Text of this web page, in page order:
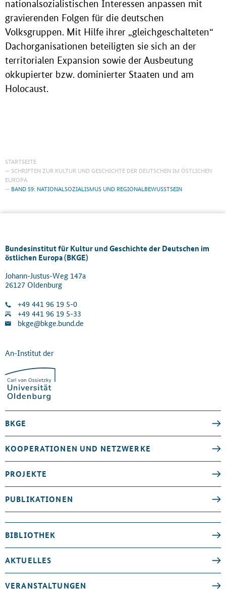
nationalsozialistischen Interessen anpassen mit
gravierenden Folgen für die deutschen
Volksgruppen. Mit Hilfe ihrer „gleichgeschalteten“
Dachorganisationen beteiligten sie sich an der
territorialen Expansion sowie der Ausbeutung
okkupierter bzw. dominierter Staaten und am
Holocaust.
STARTSEITE
SCHRIFTEN ZUR KULTUR UND GESCHICHTE DER DEUTSCHEN IM ÖSTLICHEN
EUROPA
BAND 59: NATIONALSOZIALISMUS UND REGIONALBEWUSSTSEIN
Bundesinstitut für Kultur und Geschichte der Deutschen im
östlichen Europa (BKGE)
Johann-Justus-Weg 147a
26127 Oldenburg
+49 441 96 19 5-0
+49 441 96 19 5-33
bkge@bkge.bund.de
An-Institut der
BKGE
KOOPERATIONEN UND NETZWERKE
PROJEKTE
PUBLIKATIONEN
BIBLIOTHEK
AKTUELLES
VERANSTALTUNGEN